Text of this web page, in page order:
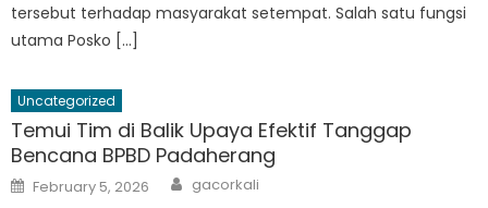
tersebut terhadap masyarakat setempat. Salah satu fungsi
utama Posko […]
Uncategorized
Temui Tim di Balik Upaya Efektif Tanggap
Bencana BPBD Padaherang
Posted
on
February 5, 2026 Author
gacorkali